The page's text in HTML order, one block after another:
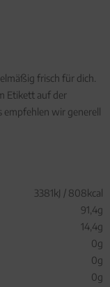
frisch für dich.
Etikett auf der
empfehlen wir generell
3381kJ / 808kcal
91,4g
14,4g
0g
0g
0g